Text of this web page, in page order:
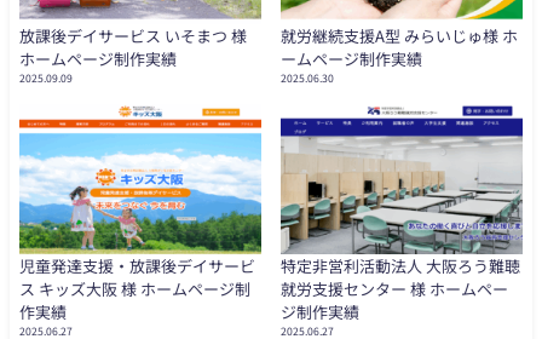
放課後デイサービス いそまつ 様
ホームページ制作実績
2025.09.09
就労継続支援A型 みらいじゅ様 ホ
ームページ制作実績
2025.06.30
児童発達支援・放課後デイサービ
ス キッズ大阪 様 ホームページ制
作実績
2025.06.27
特定非営利活動法人 大阪ろう難聴
就労支援センター 様 ホームペー
ジ制作実績
2025.06.27